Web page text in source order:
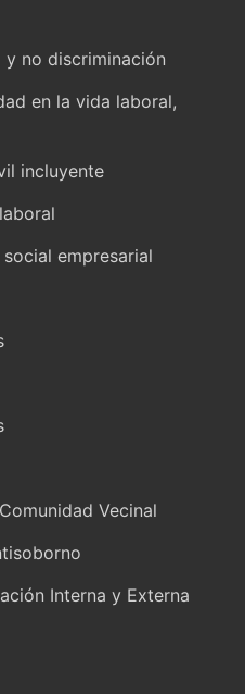
no discriminación
en la vida laboral,
incluyente
empresarial
Vecinal
Interna y Externa